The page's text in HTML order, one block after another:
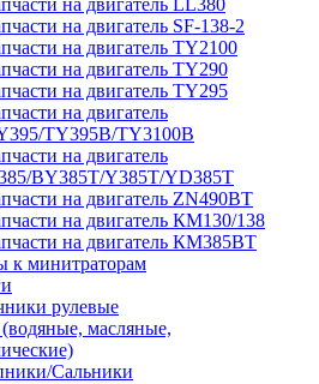
на двигатель LL380
на двигатель SF-138-2
на двигатель TY2100
на двигатель TY290
на двигатель TY295
на двигатель
TY395В/TY3100В
на двигатель
BY385T/Y385T/YD385T
на двигатель ZN490BT
на двигатель КМ130/138
на двигатель КМ385ВТ
к минитраторам
рулевые
масляные,
Сальники